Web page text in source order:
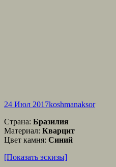
24 Июл 2017koshmanaksor
Страна: Бразилия
Материал: Кварцит
Цвет камня: Синий
[Показать эскизы]